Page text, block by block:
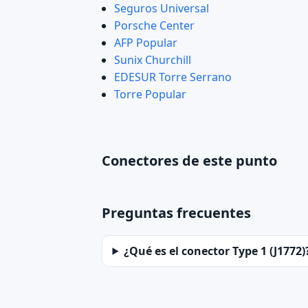
Seguros Universal
Porsche Center
AFP Popular
Sunix Churchill
EDESUR Torre Serrano
Torre Popular
Conectores de este punto
Preguntas frecuentes
¿Qué es el conector Type 1